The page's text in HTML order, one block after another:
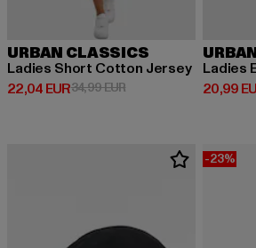
URBAN CLASSICS
Ladies Short Cotton Jersey
22,04 EUR
Derzeitiger Preis: 22,04 EUR
34,99 EURAktionspreis: 34,99 EUR
20,99
-23%